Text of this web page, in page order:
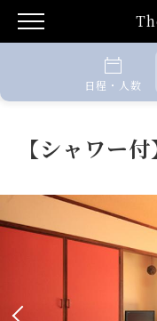
日程・人数
【シャワー